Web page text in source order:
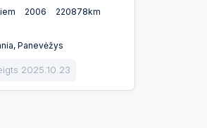
2006
220878km
Panevėžys
2025.10.23